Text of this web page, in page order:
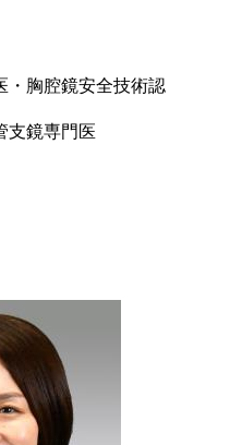
・胸腔鏡安全技術認
支鏡専門医